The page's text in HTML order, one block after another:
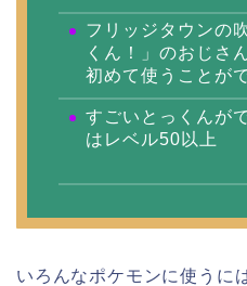
フリッジタウンの
くん！」のおじさ
初めて使うことが
すごいとっくんが
はレベル50以上
いろんなポケモンに使うに